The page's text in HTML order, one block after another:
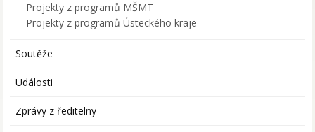
Projekty z programů MŠMT
Projekty z programů Ústeckého kraje
Soutěže
Události
Zprávy z ředitelny